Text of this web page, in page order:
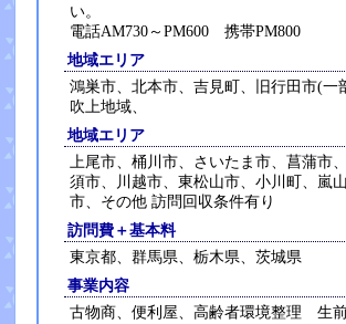
い。
電話AM730～PM600 携帯PM800
地域エリア
鴻巣市、北本市、吉見町、旧行田市(一
吹上地域、
地域エリア
上尾市、桶川市、さいたま市、菖蒲市
須市、川越市、東松山市、小川町、嵐
市、その他 訪問回収条件有り
訪問費＋基本料
東京都、群馬県、栃木県、茨城県
事業内容
古物商、便利屋、高齢者環境整理 生